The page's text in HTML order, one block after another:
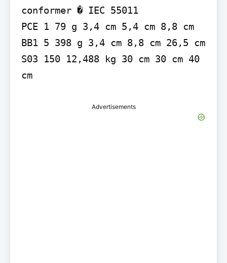
conformer � IEC 55011
PCE 1 79 g 3,4 cm 5,4 cm 8,8 cm
BB1 5 398 g 3,4 cm 8,8 cm 26,5 cm
S03 150 12,488 kg 30 cm 30 cm 40
cm
Advertisements